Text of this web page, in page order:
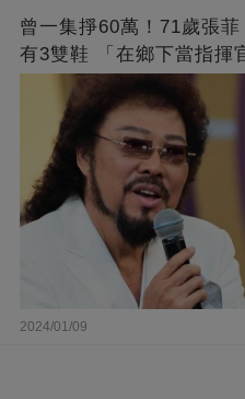
曾一集掙60萬！71歲張
有3雙鞋 「在鄉下當指揮
2024/01/09